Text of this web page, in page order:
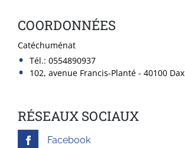
COORDONNÉES
Catéchuménat
Tél.: 0554890937
102, avenue Francis-Planté - 40100 Dax
RÉSEAUX SOCIAUX
Facebook